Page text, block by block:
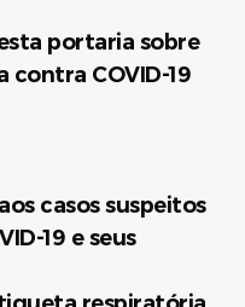
portaria sobre
contra COVID-19
casos suspeitos
19 e seus